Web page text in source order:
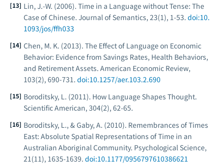
Lin, J.-W. (2006). Time in a Language without Tense: The
Case of Chinese. Journal of Semantics, 23(1), 1-53. doi:10.
1093/jos/ffh033
Chen, M. K. (2013). The Effect of Language on Economic
Behavior: Evidence from Savings Rates, Health Behaviors,
and Retirement Assets. American Economic Review,
103(2), 690-731. doi:10.1257/aer.103.2.690
Boroditsky, L. (2011). How Language Shapes Thought.
Scientific American, 304(2), 62-65.
Boroditsky, L., & Gaby, A. (2010). Remembrances of Times
East: Absolute Spatial Representations of Time in an
Australian Aboriginal Community. Psychological Science,
21(11), 1635-1639. doi:10.1177/0956797610386621